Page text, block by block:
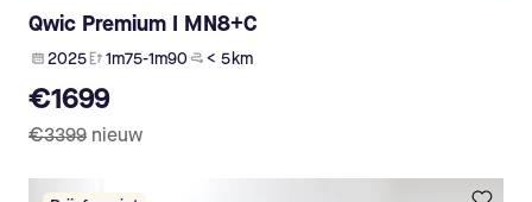
Qwic Premium I MN8+C
2025 1m75-1m90 < 5 km
€1699
€3399 nieuw